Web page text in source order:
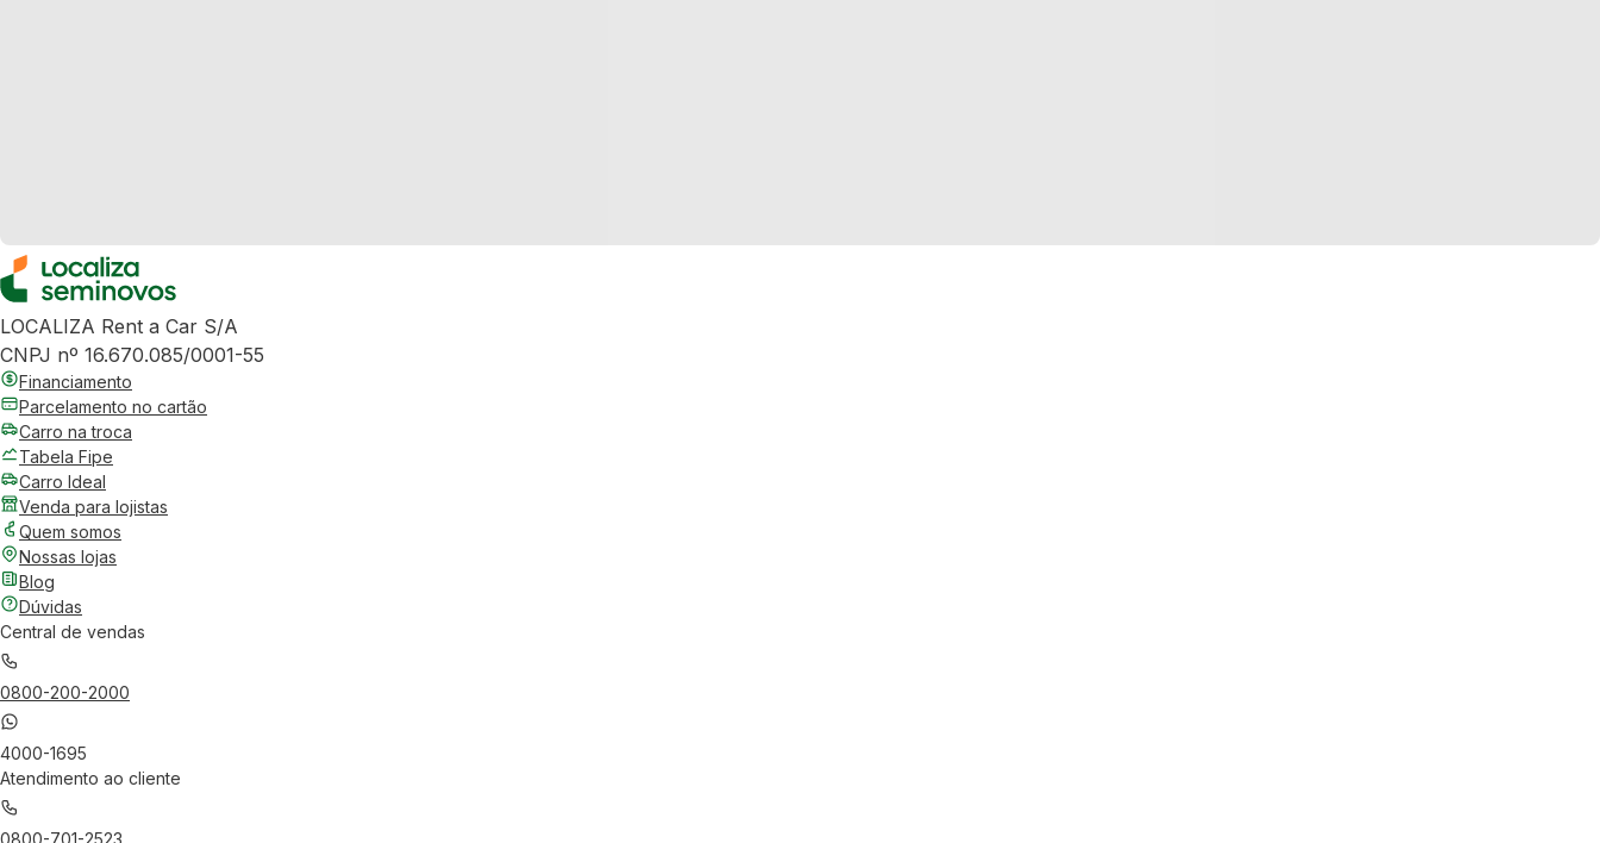
LOCALIZA Rent a Car S/A
CNPJ nº 16.670.085/0001-55
Financiamento
Parcelamento no cartão
Carro na troca
Tabela Fipe
Carro Ideal
Venda para lojistas
Quem somos
Nossas lojas
Blog
Dúvidas
Central de vendas
0800-200-2000
4000-1695
Atendimento ao cliente
0800-701-2523